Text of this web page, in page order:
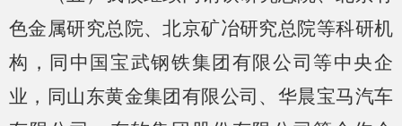
色金属研究总院、北京矿冶研究总院等科研机
构，同中国宝武钢铁集团有限公司等中央企
业，同山东黄金集团有限公司、华晨宝马汽车